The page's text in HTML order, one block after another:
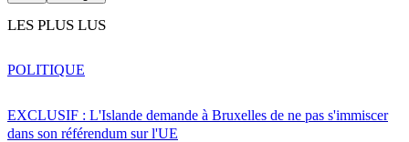
LES PLUS LUS
EXCLUSIF : L'Islande demande à Bruxelles de ne pas s'immiscer
dans son référendum sur l'UE
POLITIQUE